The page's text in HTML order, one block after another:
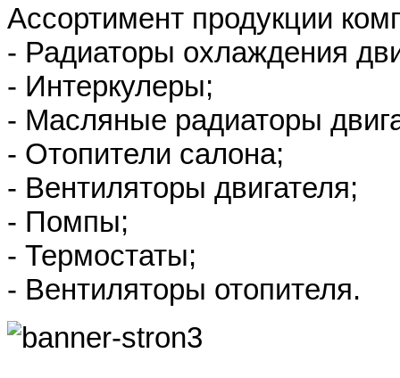
Ассортимент продукции
- Радиаторы охлаждения
- Интеркулеры;
- Масляные радиаторы
- Отопители салона;
- Вентиляторы двигателя;
- Помпы;
- Термостаты;
- Вентиляторы отопителя.